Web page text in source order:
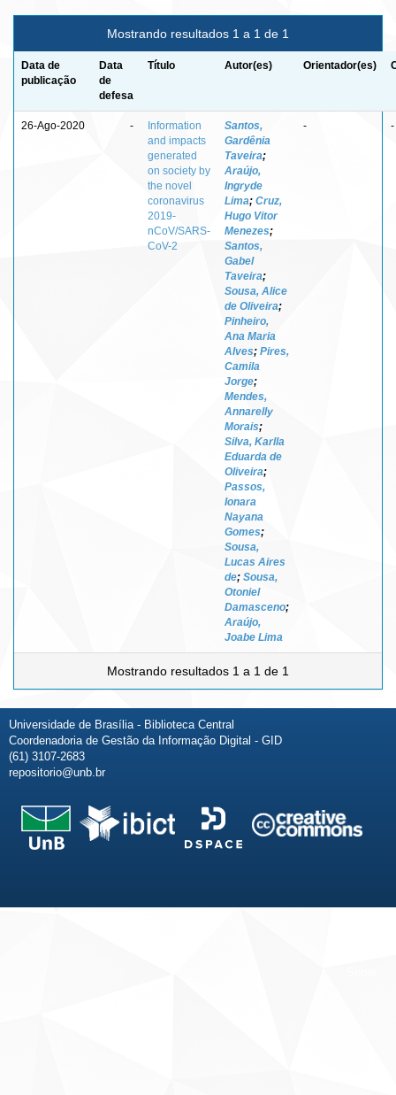
Mostrando resultados 1 a 1 de 1
Data de
publicação
Data
de
defesa
Título Autor(es) Orientador(es)
26-Ago-2020 -
Information
and impacts
generated
on society by
the novel
coronavirus
2019-
nCoV/SARS-
CoV-2
Santos,
Gardênia
Taveira;
Araújo,
Ingryde
Lima; Cruz,
Hugo Vitor
Menezes;
Santos,
Gabel
Taveira;
Sousa, Alice
de Oliveira;
Pinheiro,
Ana Maria
Alves; Pires,
Camila
Jorge;
Mendes,
Annarelly
Morais;
Silva, Karlla
Eduarda de
Oliveira;
Passos,
Ionara
Nayana
Gomes;
Sousa,
Lucas Aires
de; Sousa,
Otoniel
Damasceno;
Araújo,
Joabe Lima
- -
Mostrando resultados 1 a 1 de 1
Universidade de Brasília - Biblioteca Central
Coordenadoria de Gestão da Informação Digital - GID
(61) 3107-2683
repositorio@unb.br